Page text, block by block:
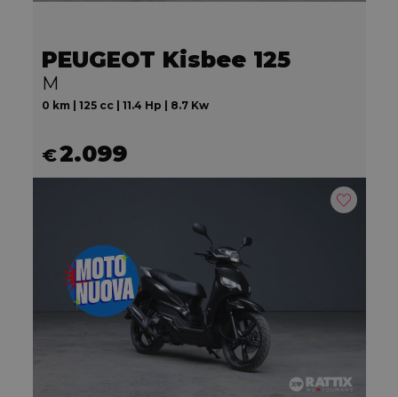
PEUGEOT Kisbee 125
M
0 km | 125 cc | 11.4 Hp | 8.7 Kw
€2.099